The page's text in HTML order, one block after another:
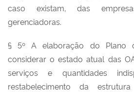
caso existam, das
gerenciadoras.
§ 5º A elaboração do Plano
considerar o estado atual das
serviços e quantidades
restabelecimento da